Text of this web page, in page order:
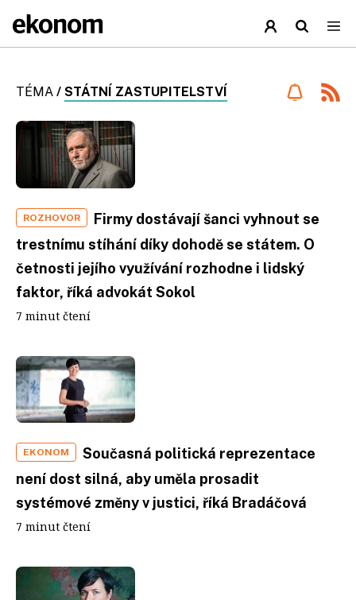
TÉMA / STÁTNÍ ZASTUPITELSTVÍ
ROZHOVOR
Firmy dostávají šanci vyhnout se
trestnímu stíhání díky dohodě se státem. O
četnosti jejího využívání rozhodne i lidský
faktor, říká advokát Sokol
7 minut čtení
EKONOM
Současná politická reprezentace
není dost silná, aby uměla prosadit
systémové změny v justici, říká Bradáčová
7 minut čtení